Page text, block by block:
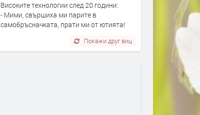
Високите технологии след 20 години:
- Мими, свършиха ми парите в
самобръсначката, прати ми от ютията!
Покажи друг виц